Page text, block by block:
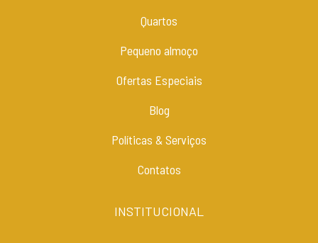
Quartos
Pequeno almoço
Ofertas Especiais
Blog
Políticas & Serviços
Contatos
INSTITUCIONAL